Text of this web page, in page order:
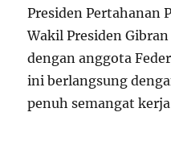
Presiden Pertahanan
Wakil Presiden
dengan anggota
ini berlangsung
penuh semangat